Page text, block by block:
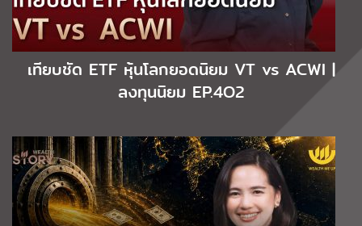
เทียบชัด ETF หุ้นโลกยอดนิยม VT vs ACWI |
ลงทุนนิยม EP.4O2